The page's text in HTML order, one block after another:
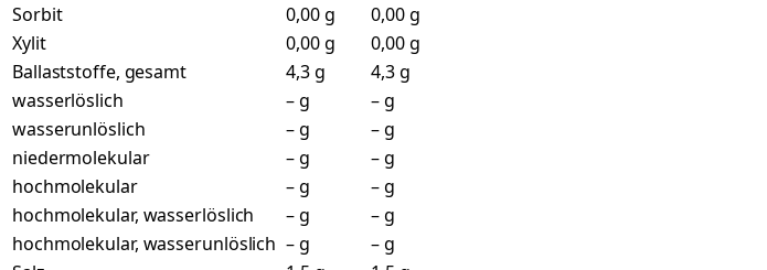
Sorbit
0,00 g
0,00 g
Xylit
0,00 g
0,00 g
Ballaststoffe, gesamt
4,3 g
4,3 g
wasserlöslich
– g
– g
wasserunlöslich
– g
– g
niedermolekular
– g
– g
hochmolekular
– g
– g
hochmolekular, wasserlöslich
– g
– g
hochmolekular, wasserunlöslich – g
– g